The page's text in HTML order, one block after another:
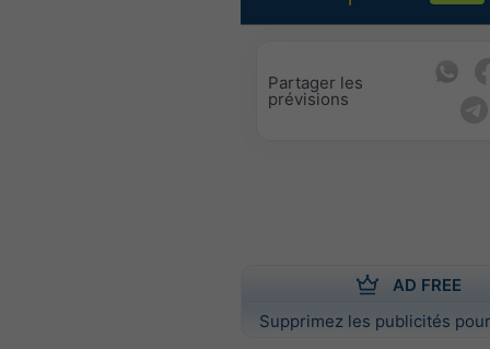
Partager les
prévisions
AD FREE
Supprimez les publicités